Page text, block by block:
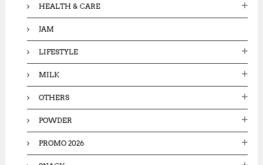
HEALTH & CARE
JAM
LIFESTYLE
MILK
OTHERS
POWDER
PROMO 2026